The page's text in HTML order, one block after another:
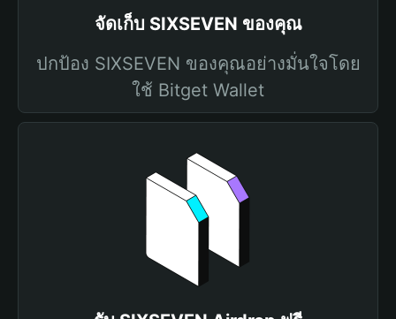
จัดเก็บ SIXSEVEN ของคุณ
ปกป้อง SIXSEVEN ของคุณอย่างมั่นใจโดย
ใช้ Bitget Wallet